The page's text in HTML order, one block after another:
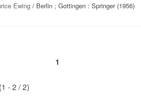
Ewing / Berlin ; Gottingen : Springer (1956)
1
(1 - 2 / 2)